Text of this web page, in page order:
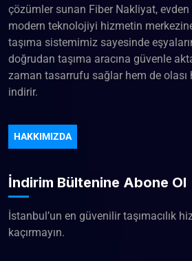
çözümler sunan Fiber Nakliyat, evden
modern teknolojiyi hizmetin
taşıma sistemimiz sayesinde
doğrudan taşıma aracına güvenle
zaman tasarrufu sağlar hem de olası
indirir.
HAKKIMIZDA
İndirim Bültenine Abone Ol
İstanbul’un en güvenilir taşımacılık
kaçırmayın.